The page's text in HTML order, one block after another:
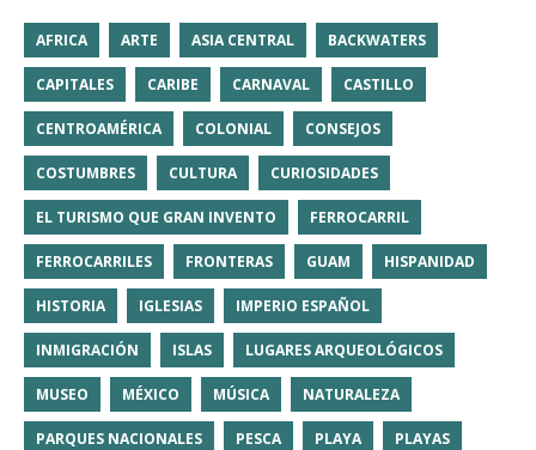
AFRICA ARTE ASIA CENTRAL BACKWATERS
CAPITALES CARIBE CARNAVAL CASTILLO
CENTROAMÉRICA COLONIAL CONSEJOS
COSTUMBRES CULTURA CURIOSIDADES
EL TURISMO QUE GRAN INVENTO FERROCARRIL
FERROCARRILES FRONTERAS GUAM HISPANIDAD
HISTORIA IGLESIAS IMPERIO ESPAÑOL
INMIGRACIÓN ISLAS LUGARES ARQUEOLÓGICOS
MUSEO MÉXICO MÚSICA NATURALEZA
PARQUES NACIONALES PESCA PLAYA PLAYAS